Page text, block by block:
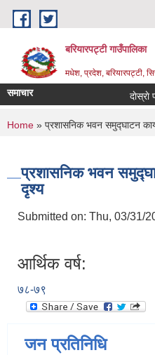
Skip to main content
बरियारपट्टी गाउँपालिका
मधेश, प्रदेश, बरियारपट्टी,
समाचार दाेस्राे
You are here
Home » प्रशासनिक भवन समुद्घाटन
प्रशासनिक भवन
दृश्य
Submitted on: Thu, 03/31/
आर्थिक वर्ष:
७८-७९
जन प्रतिनिधि